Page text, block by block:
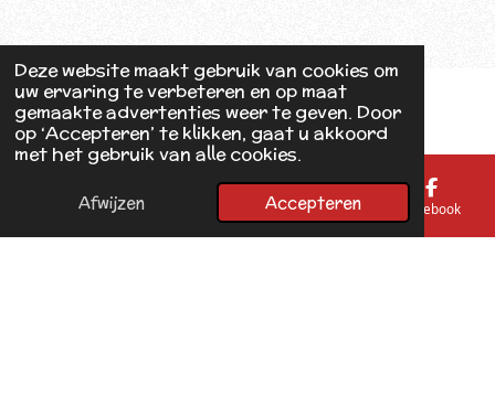
Deze website maakt gebruik van cookies om
uw ervaring te verbeteren en op maat
gemaakte advertenties weer te geven. Door
op ‘Accepteren’ te klikken, gaat u akkoord
met het gebruik van alle cookies.
Afwijzen Accepteren
E-mailadres Kaart Facebook